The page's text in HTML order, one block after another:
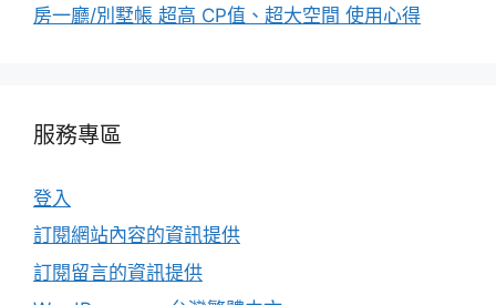
房一廳/別墅帳 超高 CP值、超大空間 使用心得
服務專區
登入
訂閱網站內容的資訊提供
訂閱留言的資訊提供